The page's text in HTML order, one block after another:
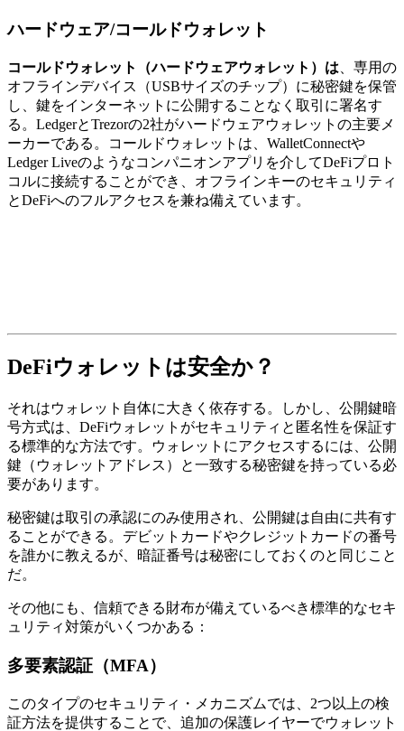
ハードウェア/コールドウォレット
コールドウォレット（ハードウェアウォレット）は 、専用の
オフラインデバイス（USBサイズのチップ）に秘密鍵を保管
し、鍵をインターネットに公開することなく取引に署名す
る。LedgerとTrezorの2社がハードウェアウォレットの主要メ
ーカーである。コールドウォレットは、WalletConnectや
Ledger Liveのようなコンパニオンアプリを介してDeFiプロト
コルに接続することができ、オフラインキーのセキュリティ
とDeFiへのフルアクセスを兼ね備えています。
DeFiウォレットは安全か？
それはウォレット自体に大きく依存する。しかし、公開鍵暗
号方式は、DeFiウォレットがセキュリティと匿名性を保証す
る標準的な方法です。ウォレットにアクセスするには、公開
鍵（ウォレットアドレス）と一致する秘密鍵を持っている必
要があります。
秘密鍵は取引の承認にのみ使用され、公開鍵は自由に共有す
ることができる。デビットカードやクレジットカードの番号
を誰かに教えるが、暗証番号は秘密にしておくのと同じこと
だ。
その他にも、信頼できる財布が備えているべき標準的なセキ
ュリティ対策がいくつかある：
多要素認証（MFA）
このタイプのセキュリティ・メカニズムでは、2つ以上の検
証方法を提供することで、追加の保護レイヤーでウォレット